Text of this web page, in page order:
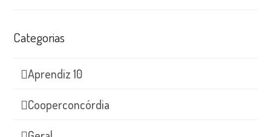
Categorias
Aprendiz 10
Cooperconcórdia